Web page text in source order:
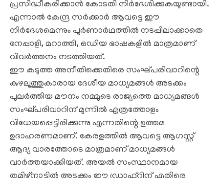
പ്രസിദ്ധീകരിക്കാന്‍ കോടതി നിര്‍ദേശിക്കുകയുണ്ടായി.
എന്നാല്‍ കേന്ദ്ര സര്‍ക്കാര്‍ ആവട്ടെ ഈ
നിര്‍ദേശമെന്നും പൂര്‍ണാര്‍ഥത്തില്‍ നടപ്പിലാക്കാതെ
നേപ്പാളി, മറാത്തി, ഒഡിയ ഭാഷകളില്‍ മാത്രമാണ്
വിവര്‍ത്തനം നടത്തിയത്.
ഈ കടുത്ത അനീതിക്കെതിരെ സംഘ്പരിവാറിന്റെ
കുഴലൂത്തുകാരായ ദേശീയ മാധ്യമങ്ങള്‍ അടക്കം
പുലര്‍ത്തിയ മൗനം നമ്മുടെ രാജ്യത്തെ മാധ്യമങ്ങള്‍
സംഘ്പരിവാറിന് മുന്നില്‍ എത്രത്തോളം
വിധേയപ്പെട്ടിരിക്കുന്നു എന്നതിന്റെ ഉത്തമ
ഉദാഹരണമാണ്. കേരളത്തില്‍ ആവട്ടെ ആഗസ്റ്റ്
ആദ്യ വാരത്തോടെ മാത്രമാണ് മാധ്യമങ്ങള്‍
വാര്‍ത്തയാക്കിയത്. അയല്‍ സംസ്ഥാനമായ